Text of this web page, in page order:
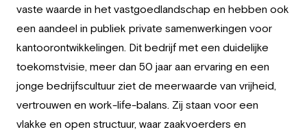
Employeur
À propos de nous
Notre équipe
vaste waarde in het vastgoedlandschap en hebben ook
een aandeel in publiek private samenwerkingen voor
kantoorontwikkelingen. Dit bedrijf met een duidelijke
toekomstvisie, meer dan 50 jaar aan ervaring en een
jonge bedrijfscultuur ziet de meerwaarde van vrijheid,
vertrouwen en work-life-balans. Zij staan voor een
vlakke en open structuur, waar zaakvoerders en